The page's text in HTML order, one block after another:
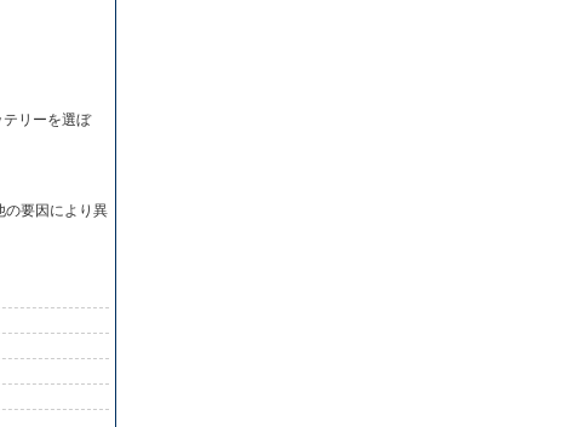
リーを選ぼ
の要因により異